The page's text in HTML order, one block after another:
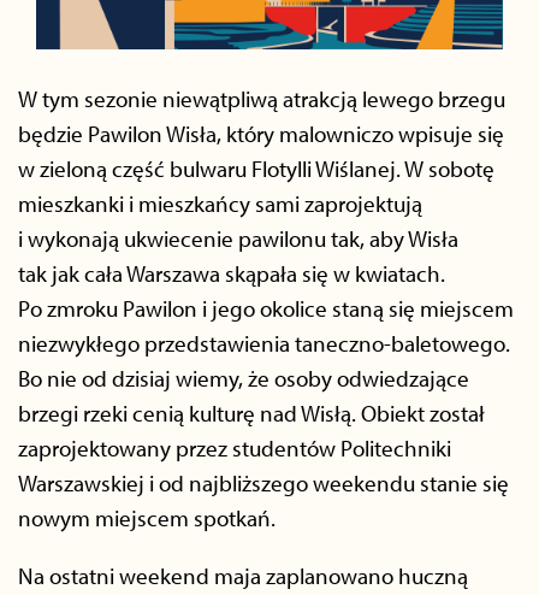
W tym sezonie niewątpliwą atrakcją lewego brzegu
będzie Pawilon Wisła, który malowniczo wpisuje się
w zieloną część bulwaru Flotylli Wiślanej. W sobotę
mieszkanki i mieszkańcy sami zaprojektują
i wykonają ukwiecenie pawilonu tak, aby Wisła
tak jak cała Warszawa skąpała się w kwiatach.
Po zmroku Pawilon i jego okolice staną się miejscem
niezwykłego przedstawienia taneczno-baletowego.
Bo nie od dzisiaj wiemy, że osoby odwiedzające
brzegi rzeki cenią kulturę nad Wisłą. Obiekt został
zaprojektowany przez studentów Politechniki
Warszawskiej i od najbliższego weekendu stanie się
nowym miejscem spotkań.
Na ostatni weekend maja zaplanowano huczną